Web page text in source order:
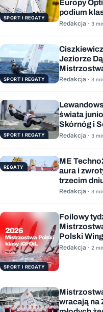
SPORT I REGATY
Europy
podium
Redakcja · 3
SPORT I REGATY
Jeziorze
Redakcja · 3
SPORT I REGATY
świata
Skórnóg i
Redakcja · 3
REGATY
ME
aura i
trzecim
Redakcja · 3
SPORT I REGATY
Foilowy
Polski
sierpnia
Redakcja · 2
wracają na